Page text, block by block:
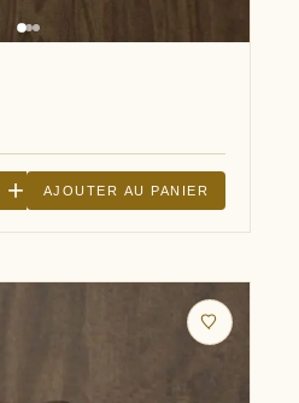
+ AJOUTER AU PANIER